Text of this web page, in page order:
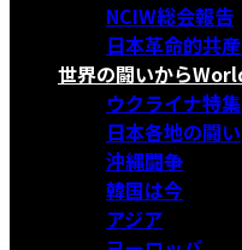
NCIW総会報告
日本革命的共
世界の闘いから
ウクライナ特集
日本各地の闘い
沖縄闘争
韓国は今
アジア